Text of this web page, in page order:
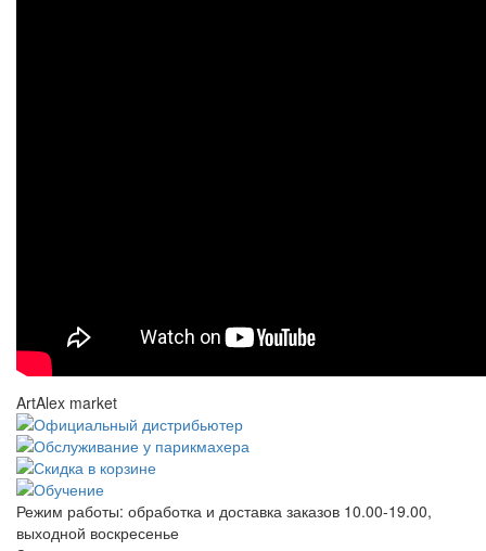
ArtAlex market
Режим работы: обработка и доставка заказов 10.00-19.00,
выходной воскресенье